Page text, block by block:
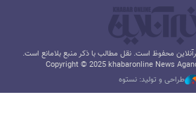
محفوظ است. نقل مطالب با ذکر منبع بلامانع است.
Copyright © 2025 khabaronline News
طراحی و تولید: نستوه